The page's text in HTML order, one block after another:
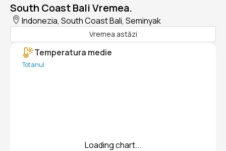
South Coast Bali Vremea.
Indonezia, South Coast Bali, Seminyak
Vremea astăzi
Temperatura medie
Tot anul
Loading chart...